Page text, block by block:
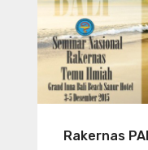
Rakernas